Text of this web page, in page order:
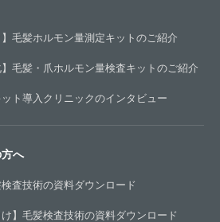
】毛髪ホルモン量測定キットのご紹介
】毛髪・爪ホルモン量検査キットのご紹介
ト導入クリニックのインタビュー
へ
検査技術の資料ダウンロード
け】毛髪検査技術の資料ダウンロード